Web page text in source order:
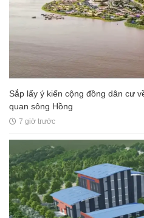
Sắp lấy ý kiến cộng đồng dân cư
quan sông Hồng
7 giờ trước